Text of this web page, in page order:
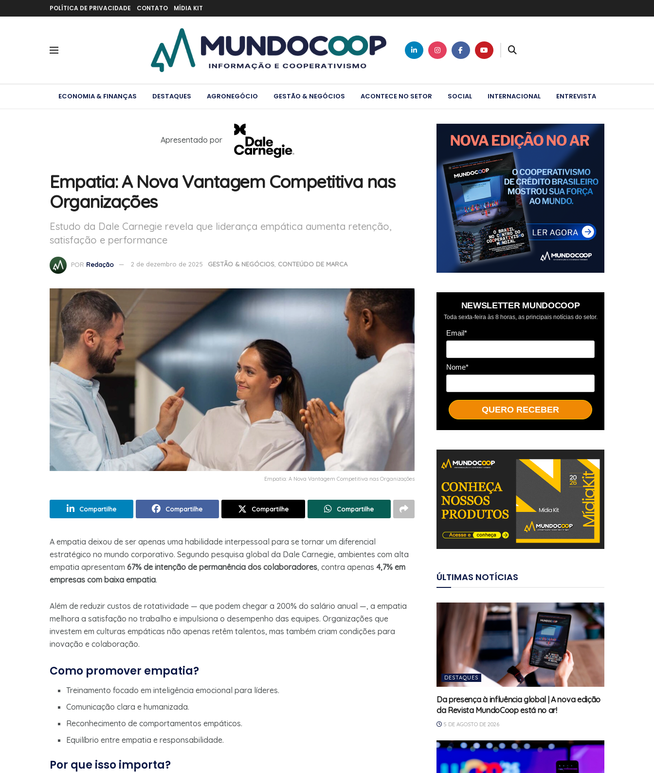
POLÍTICA DE PRIVACIDADE CONTATO MÍDIA KIT
ECONOMIA & FINANÇAS DESTAQUES AGRONEGÓCIO GESTÃO & NEGÓCIOS ACONTECE NO SETOR SOCIAL INTERNACIONAL ENTREVISTA
Apresentado por
Empatia: A Nova Vantagem Competitiva nas
Organizações
Estudo da Dale Carnegie revela que liderança empática aumenta retenção,
satisfação e performance
POR Redação 2 de dezembro de 2025 GESTÃO & NEGÓCIOS, CONTEÚDO DE MARCA
Empatia: A Nova Vantagem Competitiva nas Organizações
Compartilhe Compartilhe Compartilhe Compartilhe
A empatia deixou de ser apenas uma habilidade interpessoal para se tornar um diferencial
estratégico no mundo corporativo. Segundo pesquisa global da Dale Carnegie, ambientes com alta
empatia apresentam 67% de intenção de permanência dos colaboradores, contra apenas 4,7% em
empresas com baixa empatia.
Além de reduzir custos de rotatividade — que podem chegar a 200% do salário anual —, a empatia
melhora a satisfação no trabalho e impulsiona o desempenho das equipes. Organizações que
investem em culturas empáticas não apenas retêm talentos, mas também criam condições para
inovação e colaboração.
Como promover empatia?
Treinamento focado em inteligência emocional para líderes.
Comunicação clara e humanizada.
Reconhecimento de comportamentos empáticos.
Equilíbrio entre empatia e responsabilidade.
Por que isso importa?
NEWSLETTER MUNDOCOOP
Toda sexta-feira às 8 horas, as principais notícias do setor.
Email*
Nome*
QUERO RECEBER
ÚLTIMAS NOTÍCIAS
DESTAQUES
Da presença à influência global | A nova edição
da Revista MundoCoop está no ar!
5 DE AGOSTO DE 2026